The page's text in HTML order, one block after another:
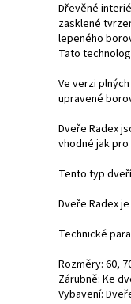
Dřevěné
zasklené
lepeného
Tato
Ve verzi
upravené
Dveře Radex
vhodné jak
Tento typ
Dveře Radex
Technické
Rozměry: 60,
Zárubně: Ke
Vybavení: